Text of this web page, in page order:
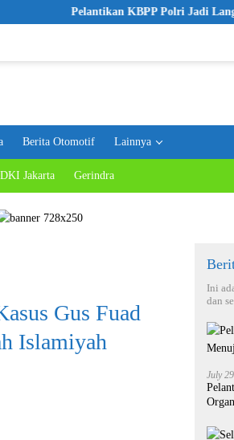
Pelantikan KBPP Polri Jadi Langkah
Berita Otomotif Lainnya
DKI Jakarta Gerindra
Gus Fuad
Islamiyah
Ini
dan
July